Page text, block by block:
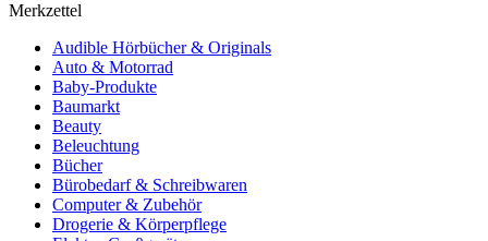
Merkzettel
Audible Hörbücher & Originals
Auto & Motorrad
Baby-Produkte
Baumarkt
Beauty
Beleuchtung
Bücher
Bürobedarf & Schreibwaren
Computer & Zubehör
Drogerie & Körperpflege